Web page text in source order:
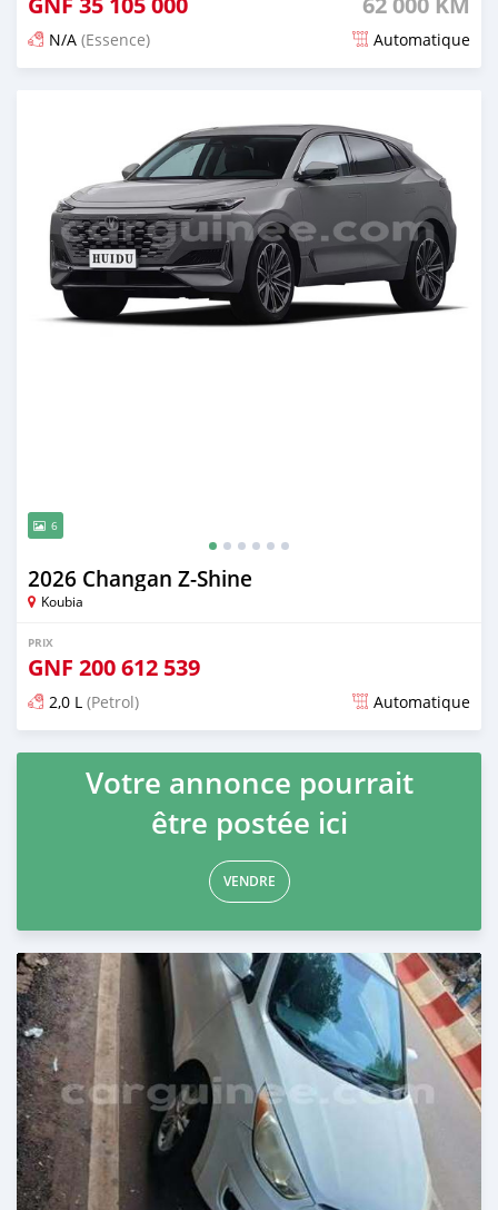
N/A (Essence) Automatique
6
2026 Changan Z-Shine
Koubia
PRIX
GNF 200 612 539
2,0 L (Petrol) Automatique
Publié il y a 24 jours
Votre annonce pourrait
être postée ici
VENDRE